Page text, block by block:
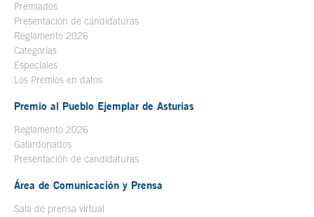
Premiados
Presentación de candidaturas
Reglamento 2026
Categorías
Especiales
Los Premios en datos
Premio al Pueblo Ejemplar de Asturias
Reglamento 2026
Galardonados
Presentación de candidaturas
Área de Comunicación y Prensa
Sala de prensa virtual